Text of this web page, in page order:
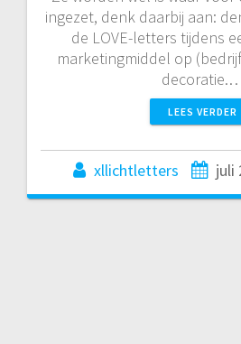
ingezet, denk daarbij aan:
de LOVE-letters tijdens
marketingmiddel op
LEES VERDER
xllichtletters juli